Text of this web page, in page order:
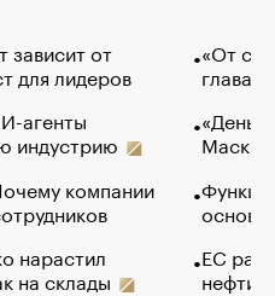
зависит от
для лидеров
агенты
индустрию
компании
нарастил
на склады
«От
глава
Маск в
основ
ЕС
нефти